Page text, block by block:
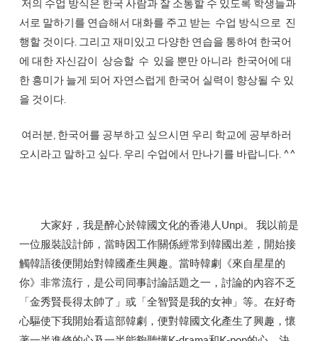
저의 수업 방식은 한국 사람과 잘 소통할 수 있도록 학생들과
서로 말하기를 연습해서 대화를 주고 받는 수업 방식으로 진
행할 것이다. 그리고 재미있고 다양한 연습을 통하여 한국어
에 대한 자신감이 상승할 수 있을 뿐만 아니라 한국어에 대
한 흥미가 늘게 되어 자연스럽게 한국어 실력이 향상될 수 있
을 것이다.
여러분, 한국어를 공부하고 싶으시면 우리 학교에 공부하러
오시라고 말하고 싶다. 우리 수업에서 만나기를 바랍니다. ^^
大家好，我是醉心於韓國文化的香港人Unpi。 我以前是
一位服裝設計師，當時因工作關係經常到韓國出差，開始接
觸韓語後便開始對韓國產生興趣。當時韓劇《來自星星的
你》非常流行，是公司同事討論話題之一，討論的內容不乏
「金秀賢長得太帥了」或「全智賢是我的女神」等。在好奇
心驅使下我開始看這部韓劇，便對韓國文化產生了興趣，懷